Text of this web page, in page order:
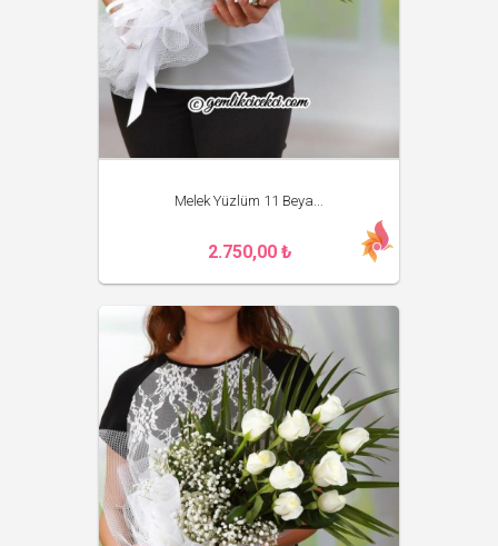
Melek Yüzlüm 11 Beya...
2.750,00 ₺